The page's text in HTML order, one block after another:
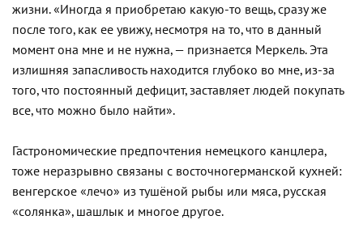
жизни. «Иногда я приобретаю какую-то вещь, сразу же
после того, как ее увижу, несмотря на то, что в данный
момент она мне и не нужна, — признается Меркель. Эта
излишняя запасливость находится глубоко во мне, из-за
того, что постоянный дефицит, заставляет людей покупать
все, что можно было найти».
Гастрономические предпочтения немецкого канцлера,
тоже неразрывно связаны с восточногерманской кухней:
венгерское «лечо» из тушёной рыбы или мяса, русская
«солянка», шашлык и многое другое.